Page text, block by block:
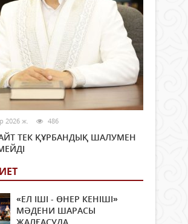
2026 ж. 486
ТЕК ҚҰРБАНДЫҚ ШАЛУМЕН
«ЕЛ ІШІ - ӨНЕР КЕНІШІ»
МӘДЕНИ ШАРАСЫ
ЖАЛҒАСУДА